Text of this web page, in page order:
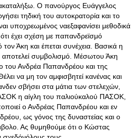
Ο πανούργος Ευάγγελος
τηδική του αυτοκρατορία και το
υποχρεωμένος ναεξαφανίσει μεθοδικά
έχει σχέση με παπανδρεϊσμό
τον Άκη και έπεται συνέχεια. Βασικά η
συμβολισμό. Μέσωτου Άκη
του Ανδρέα Παπανδρέου και της
να μη τον αμφισβητεί κανένας και
σβήσει στα μάτια των στελεχών,
η αίγλη του παλιούκαλού ΠΑΣΟΚ,
ο Ανδρέας Παπανδρέου και εν
ως γόνος της δυναστείας και ο
Ας θυμηθούμε ότι ο Κώστας